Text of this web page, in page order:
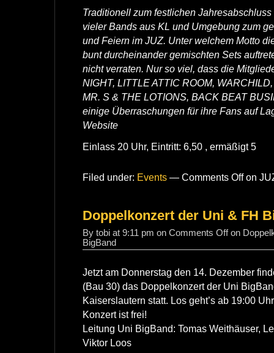
Traditionell zum festlichen
vieler Bands aus KL und Umgebung zum
und Feiern im JUZ. Unter welchem Motto
bunt durcheinander gemischten Sets
nicht verraten. Nur so viel, dass die
NIGHT, LITTLE ATTIC ROOM,
MR. S & THE LOTIONS, BACK BEAT
einige Überraschungen für ihre Fans auf
Website
Einlass 20 Uhr, Eintritt: 6,50 , ermäßigt 5 
Filed under: Events — Comments Offon
Doppelkonzert der Uni & FH
By tobi at 9:11 pm on Comments Offon
BigBand
Jetzt am Donnerstag den 14. Dezember
(Bau 30) das Doppelkonzert der Uni
Kaiserslautern statt. Los geht’s ab 19:00
Konzert ist frei!
Leitung Uni BigBand: Tomas Weithäuser,
Viktor Loos